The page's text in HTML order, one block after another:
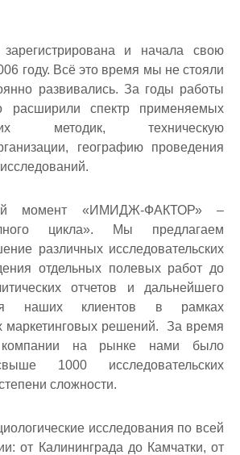
и начала свою
году. Всё это время мы не стояли
развивались. За годы работы
расширили спектр применяемых
методик, техническую
географию проведения
момент «ИМИДЖ-ФАКТОР» –
цикла». Мы предлагаем
различных исследовательских
отдельных полевых работ до
отчетов и дальнейшего
наших клиентов в рамках
маркетинговых решений. За время
компании на рынке нами было
1000 исследовательских
сложности.
исследования по всей
от Калининграда до Камчатки, от